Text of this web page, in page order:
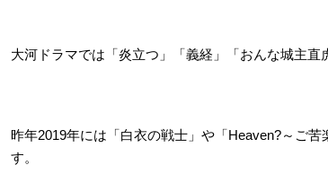
大河ドラマでは「炎立つ」「義経」「おんな城主直
昨年2019年には「白衣の戦士」や「Heaven?～ご
す。